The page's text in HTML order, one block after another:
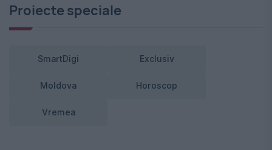
Proiecte speciale
SmartDigi Exclusiv
Moldova Horoscop
Vremea